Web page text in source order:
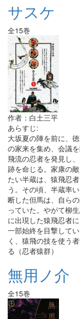
サスケ
全15巻
作者：白土三平
あらすじ:
大坂夏の陣を前に、
の家来を集め、会議
飛流の忍者を発見し
跡を命じる。家康の
たい半蔵は、猿飛忍
う。その頃、半蔵率
断した但馬は、自ら
っていた。やがて柳
に出現した猿飛忍者
一部始終を目撃して
く、猿飛の技を使う
る（忍者猿群）
無用ノ介
全15巻